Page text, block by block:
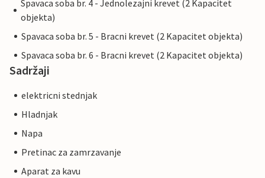
Spavaca soba br. 4 - Jednolezajni krevet (2 Kapacitet
objekta)
Spavaca soba br. 5 - Bracni krevet (2 Kapacitet objekta)
Spavaca soba br. 6 - Bracni krevet (2 Kapacitet objekta)
Sadržaji
elektricni stednjak
Hladnjak
Napa
Pretinac za zamrzavanje
Aparat za kavu